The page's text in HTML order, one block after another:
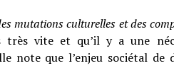
mutations culturelles et des
vite et qu’il y a une
note que l’enjeu sociétal de